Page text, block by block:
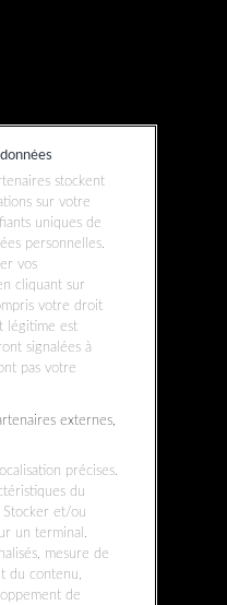
prochain achat.
stockent
sur votre
uniques de
personnelles.
vos
cliquant sur
votre droit
légitime est
signalées à
pas votre
externes,
précises.
du
Stocker et/ou
un terminal.
mesure de
du contenu,
de